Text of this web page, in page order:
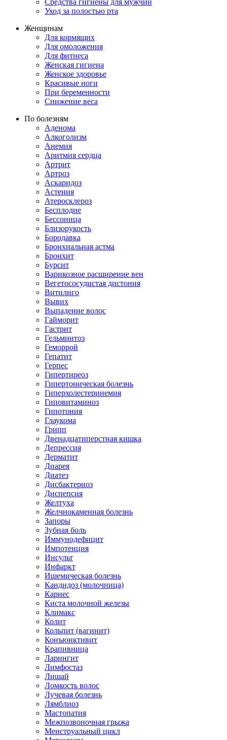
Средства гигиены для мужчин
Уход за полостью рта
Женщинам
Для кормящих
Для омоложения
Для фитнеса
Женская гигиена
Женское здоровье
Красивые ноги
При беременности
Снижение веса
По болезням
Аденома
Алкоголизм
Анемия
Аритмия сердца
Артрит
Артроз
Аскаридоз
Астения
Атеросклероз
Бесплодие
Бессоница
Близорукость
Бородавка
Бронхиальная астма
Бронхит
Бурсит
Варикозное расширение вен
Вегетососудистая дистония
Витилиго
Вывих
Выпадение волос
Гайморит
Гастрит
Гельминтоз
Геморрой
Гепатит
Герпес
Гипертиреоз
Гипертоническая болезнь
Гиперхолестеринемия
Гиповитаминоз
Гипотония
Глаукома
Грипп
Двенадцатиперстная кишка
Депрессия
Дерматит
Диарея
Диатез
Дисбактериоз
Диспепсия
Желтуха
Желчнокаменная болезнь
Запоры
Зубная боль
Иммунодефицит
Импотенция
Инсульт
Инфаркт
Ишемическая болезнь
Кандидоз (молочница)
Кариес
Киста молочной железы
Климакс
Колит
Кольпит (вагинит)
Конъюнктивит
Крапивница
Ларингит
Лимфостаз
Лишай
Ломкость волос
Лучевая болезнь
Лямблиоз
Мастопатия
Межпозвоночная грыжа
Менструальный цикл